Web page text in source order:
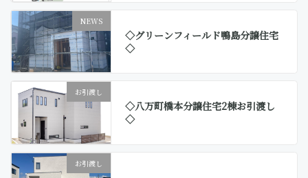
NEWS
◇グリーンフィールド鴨島分譲住宅
◇
お引渡し
◇八万町橋本分譲住宅2棟お引渡し
◇
お引渡し